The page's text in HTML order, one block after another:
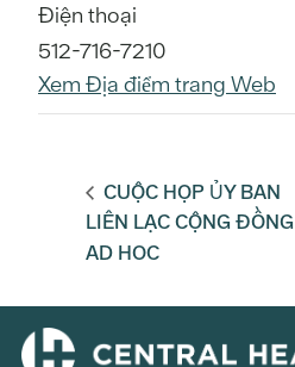
Điện thoại
512-716-7210
Xem Địa điểm trang Web
CUỘC HỌP ỦY BAN
LIÊN LẠC CỘNG ĐỒNG
AD HOC